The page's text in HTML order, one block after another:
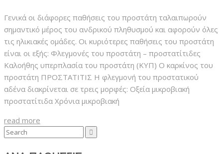
Γενικά οι διάφορες παθήσεις του προστάτη ταλαιπωρούν
σημαντικό μέρος του ανδρικού πληθυσμού και αφορούν όλες
τις ηλικιακές ομάδες. Οι κυριότερες παθήσεις του προστάτη
είναι οι εξής: Φλεγμονές του προστάτη – προστατίτιδες
Καλοήθης υπερπλασία του προστάτη (ΚΥΠ) Ο καρκίνος του
προστάτη ΠΡΟΣΤΑΤΙΤΙΣ Η φλεγμονή του προστατικού
αδένα διακρίνεται σε τρεις μορφές: Οξεία μικροβιακή
προστατίτιδα Χρόνια μικροβιακή
read more
Search